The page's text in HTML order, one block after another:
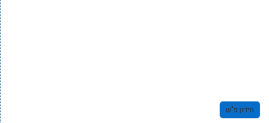
חידון פ"ש